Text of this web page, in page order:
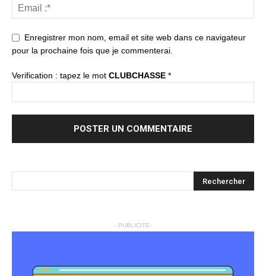
Enregistrer mon nom, email et site web dans ce navigateur
pour la prochaine fois que je commenterai.
Verification : tapez le mot CLUBCHASSE *
- PUBLICITE-